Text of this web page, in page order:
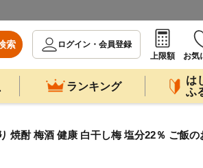
索
ログイン・会員登録
上限額
お気
ランキング
は
ふ
焼酎 梅酒 健康 白干し梅 塩分22％ ご飯の